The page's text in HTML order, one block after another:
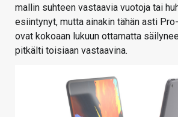
mallin suhteen vastaavia vuotoja tai
esiintynyt, mutta ainakin tähän asti
ovat kokoaan lukuun ottamatta
pitkälti toisiaan vastaavina.